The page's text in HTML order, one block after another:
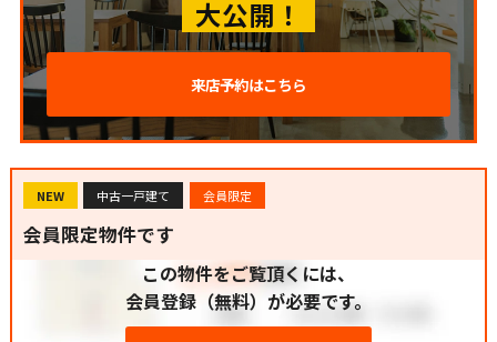
大公開！
来店予約はこちら
NEW 中古一戸建て 会員限定
会員限定物件です
この物件をご覧頂くには、
会員登録（無料）が必要です。